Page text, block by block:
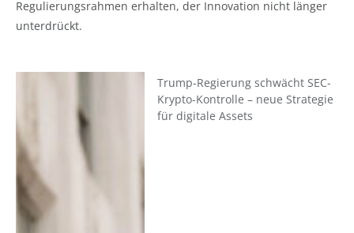
Regulierungsrahmen erhalten, der Innovation nicht länger
unterdrückt.
Trump-Regierung schwächt SEC-
Krypto-Kontrolle – neue Strategie
für digitale Assets